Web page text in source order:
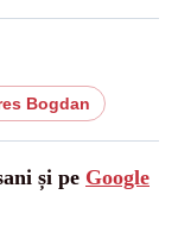
Bogdan
și pe Google